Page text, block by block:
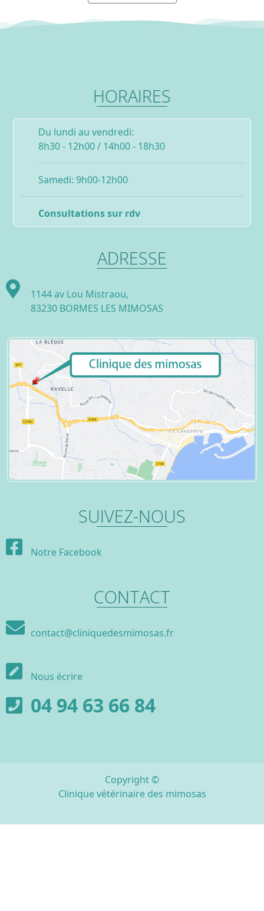
HORAIRES
Du lundi au vendredi:
8h30 - 12h00 / 14h00 - 18h30
Samedi: 9h00-12h00
Consultations sur rdv
ADRESSE
1144 av Lou Mistraou,
83230 BORMES LES MIMOSAS
SUIVEZ-NOUS
Notre Facebook
CONTACT
contact@cliniquedesmimosas.fr
Nous écrire
04 94 63 66 84
Copyright ©
Clinique vétérinaire des mimosas